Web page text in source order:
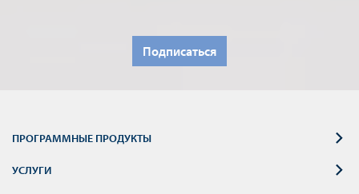
Подписаться
ПРОГРАММНЫЕ ПРОДУКТЫ
УСЛУГИ